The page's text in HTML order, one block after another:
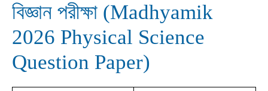
বিজ্ঞান পরীক্ষা (Madhyamik
2026 Physical Science
Question Paper)